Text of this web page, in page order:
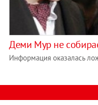
Деми Мур не
Информация оказалась